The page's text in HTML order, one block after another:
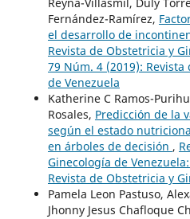
Fernández-Ramírez,
el desarrollo de
Revista de Obstetricia y
79 Núm. 4 (2019):
de Venezuela
Katherine C Ramos-
Rosales, Predicción de la
según el estado
en árboles de decisión ,
Ginecología de
Revista de Obstetricia y
Pamela Leon Pastuso,
Jhonny Jesus Chafloque